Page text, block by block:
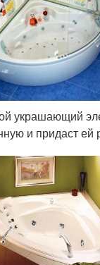
украшающий
и придаст ей